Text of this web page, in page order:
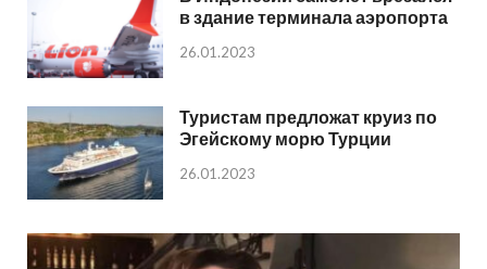
в здание терминала аэропорта
26.01.2023
Туристам предложат круиз по
Эгейскому морю Турции
26.01.2023